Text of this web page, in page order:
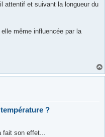
attentif et suivant la longueur du
même influencée par la
?
fait son effet...